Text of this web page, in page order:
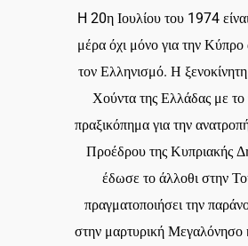
H 20η Ιουλίου του 1974
μέρα όχι μόνο για την Κύπρο
τον Ελληνισμό. Η
Χούντα της Ελλάδας με το
πραξικόπημα για την
Προέδρου της Κυπριακής
έδωσε το άλλοθι στην
πραγματοποιήσει την
στην μαρτυρική Μεγαλόνησο